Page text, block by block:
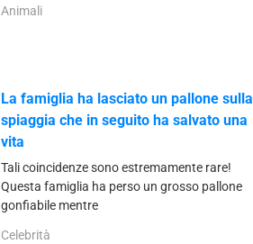
Animali
La famiglia ha lasciato un pallone sulla
spiaggia che in seguito ha salvato una
vita
Tali coincidenze sono estremamente rare!
Questa famiglia ha perso un grosso pallone
gonfiabile mentre
Celebrità